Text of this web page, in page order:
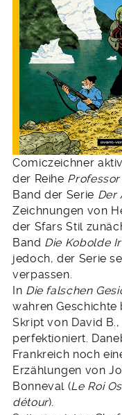
Comiczeichner
der Reihe
Band der Serie Der
Zeichnungen von
der Sfars Stil
Band Die Kobolde
jedoch, der Serie
verpassen.
In Die falschen
wahren Geschichte
Skript von David
perfektioniert.
Frankreich noch
Erzählungen von
Bonneval (Le Roi
détour).